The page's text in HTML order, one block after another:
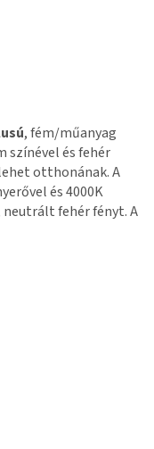
, fém/műanyag
színével és fehér
otthonának. A
és 4000K
fehér fényt. A